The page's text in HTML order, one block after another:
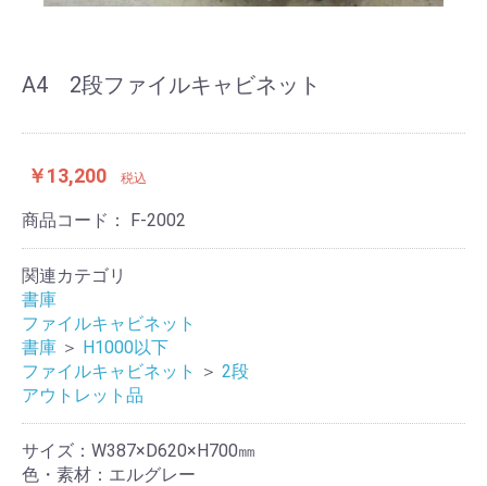
A4 2段ファイルキャビネット
￥13,200 税込
商品コード： F-2002
関連カテゴリ
書庫
ファイルキャビネット
書庫 ＞ H1000以下
ファイルキャビネット
＞ 2段
アウトレット品
サイズ：W387×D620×H700㎜
色・素材：エルグレー